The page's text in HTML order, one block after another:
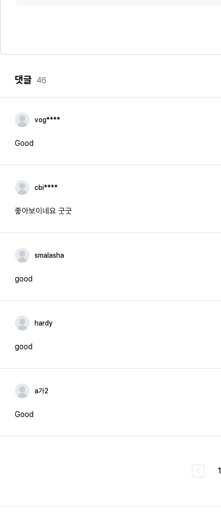
댓글 46
vog****
Good
cbi****
좋아보이네요 굿굿
smalasha
good
hardy
good
a가2
Good
1